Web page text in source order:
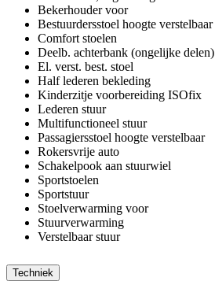
Bekerhouder voor
Bestuurdersstoel hoogte verstelbaar
Comfort stoelen
Deelb. achterbank (ongelijke delen)
El. verst. best. stoel
Half lederen bekleding
Kinderzitje voorbereiding ISOfix
Lederen stuur
Multifunctioneel stuur
Passagiersstoel hoogte verstelbaar
Rokersvrije auto
Schakelpook aan stuurwiel
Sportstoelen
Sportstuur
Stoelverwarming voor
Stuurverwarming
Verstelbaar stuur
Techniek